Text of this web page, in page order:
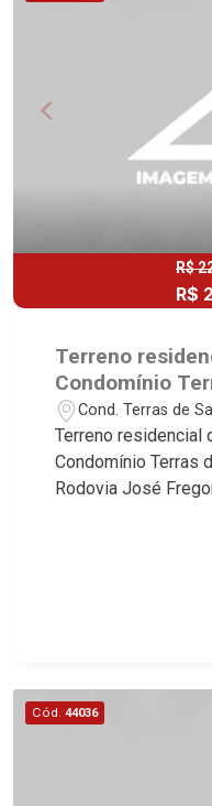
R$
R$
Terreno
Condomínio
próximo a
Ribeirão Preto/
Cond. Terras de
Terreno residencial
Condomínio Terras
Rodovia José
deste imóvel que a
selecionou para você: - 275m² de área útil -
- Condomínio fechado -
Boa Vista | Ribeirão
Cód. 44036